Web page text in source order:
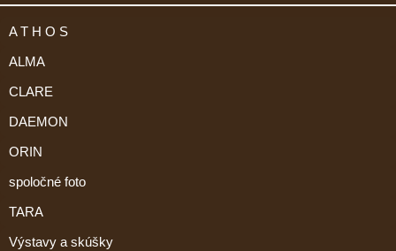
A T H O S
ALMA
CLARE
DAEMON
ORIN
spoločné foto
TARA
Výstavy a skúšky